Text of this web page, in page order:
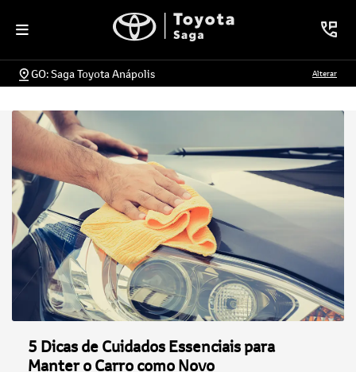
GO: Saga Toyota Anápolis Alterar
5 Dicas de Cuidados Essenciais para
Manter o Carro como Novo